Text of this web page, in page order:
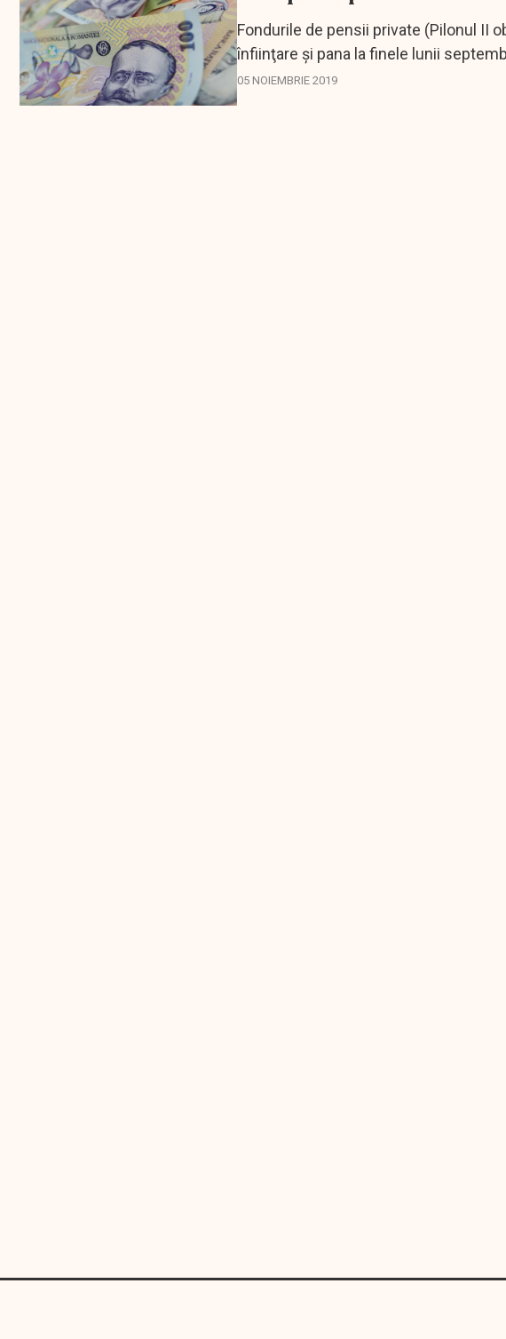
Fondurile de pensii private (Pilonul II
înfiinţare şi pana la finele lunii
05 NOIEMBRIE 2019